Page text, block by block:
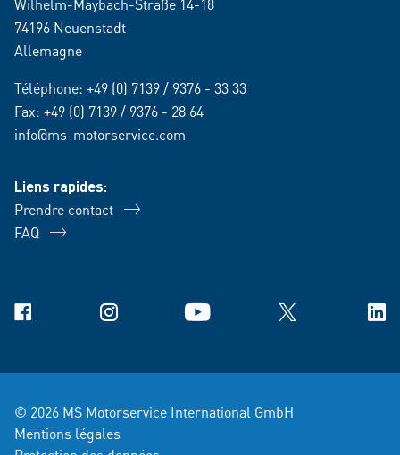
Wilhelm-Maybach-Straße 14-18
74196 Neuenstadt
Allemagne
Téléphone: +49 (0) 7139 / 9376 - 33 33
Fax: +49 (0) 7139 / 9376 - 28 64
info@ms-motorservice.com
Liens rapides:
Prendre contact
FAQ
Facebook Instagram YouTube X
© 2026 MS Motorservice International GmbH
Mentions légales